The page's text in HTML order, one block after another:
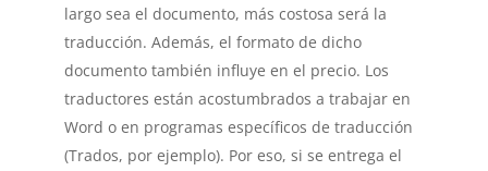
largo sea el documento, más costosa será la
traducción. Además, el formato de dicho
documento también influye en el precio. Los
traductores están acostumbrados a trabajar en
Word o en programas específicos de traducción
(Trados, por ejemplo). Por eso, si se entrega el